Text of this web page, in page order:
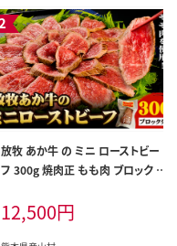
放牧 あか牛 の ミニ ローストビー
フ 300g 焼肉正 もも肉 ブロック ギ
産山村 《60日以内に出荷(土日祝
除く)》ブロック肉 モモ ローストビ
12,500円